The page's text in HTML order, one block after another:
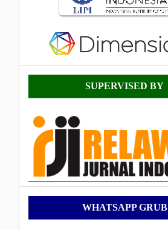
Supervised
By
SUPERVISED BY
WhatsAppWHATSAPP GRUB